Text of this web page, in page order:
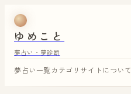
ゆめこと
夢占い・夢診断
夢占い一覧カテゴリ サイトについて